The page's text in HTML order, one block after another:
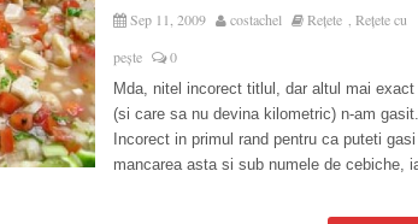
Sep 11, 2009 costachel Rețete , Rețete cu
pește
0
Mda, nitel incorect titlul, dar altul mai exact
(si care sa nu devina kilometric) n-am gasit.
Incorect in primul rand pentru ca puteti gasi
mancarea asta si sub numele de cebiche,